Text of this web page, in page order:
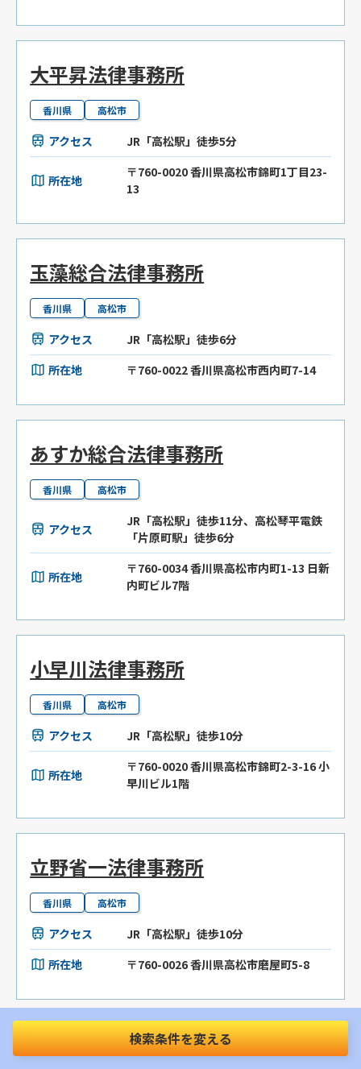
大平昇法律事務所
香川県 高松市
アクセス JR「高松駅」徒歩5分
所在地
〒760-0020 香川県高松市錦町1丁目23-
13
玉藻総合法律事務所
香川県 高松市
アクセス
JR「高松駅」徒歩6分
所在地
〒760-0022 香川県高松市西内町7-14
あすか総合法律事務所
香川県 高松市
アクセス
JR「高松駅」徒歩11分、高松琴平電鉄
「片原町駅」徒歩6分
所在地
〒760-0034 香川県高松市内町1-13 日新
内町ビル7階
小早川法律事務所
香川県 高松市
アクセス JR「高松駅」徒歩10分
所在地
〒760-0020 香川県高松市錦町2-3-16 小
早川ビル1階
立野省一法律事務所
香川県 高松市
アクセス
JR「高松駅」徒歩10分
所在地
〒760-0026 香川県高松市磨屋町5-8
木田法律事務所検索条件を変える